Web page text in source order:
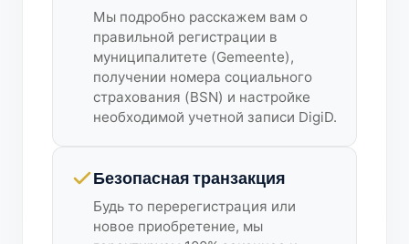
Мы подробно расскажем вам о
правильной регистрации в
муниципалитете (Gemeente),
получении номера социального
страхования (BSN) и настройке
необходимой учетной записи DigiD.
Безопасная транзакция
Будь то перерегистрация или
новое приобретение, мы